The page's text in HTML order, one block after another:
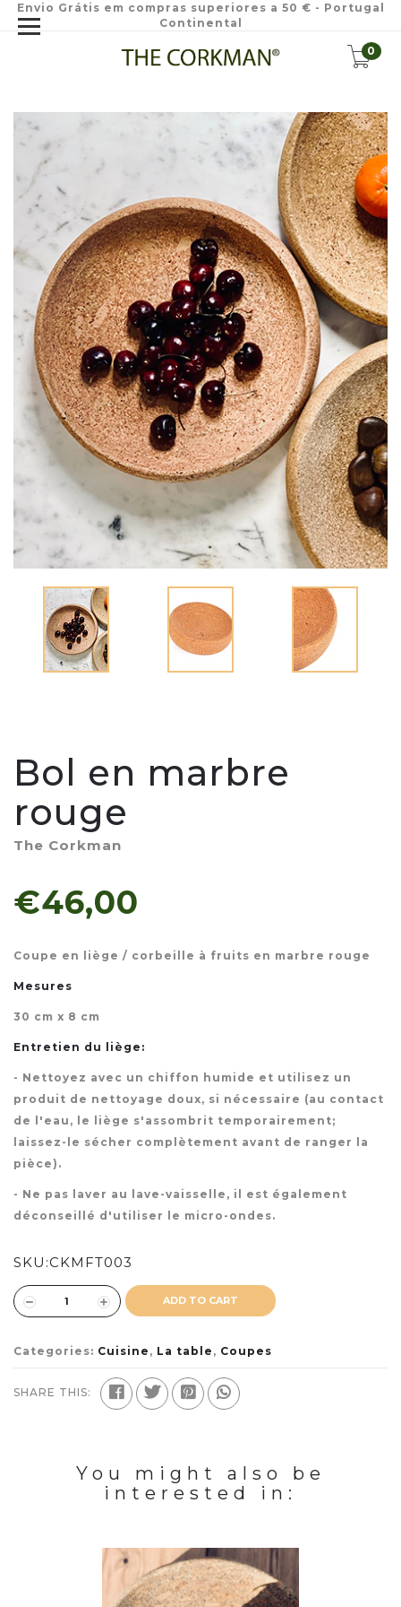
Envio Grátis em compras superiores a 50 € - Portugal
Continental
0
Bol en marbre
rouge
The Corkman
€46,00
Coupe en liège / corbeille à fruits en marbre rouge
Mesures
30 cm x 8 cm
Entretien du liège:
- Nettoyez avec un chiffon humide et utilisez un
produit de nettoyage doux, si nécessaire (au contact
de l'eau, le liège s'assombrit temporairement;
laissez-le sécher complètement avant de ranger la
pièce).
- Ne pas laver au lave-vaisselle, il est également
déconseillé d'utiliser le micro-ondes.
SKU:CKMFT003
ADD TO CART
Categories: Cuisine , La table , Coupes
SHARE THIS:
You might also be
interested in: